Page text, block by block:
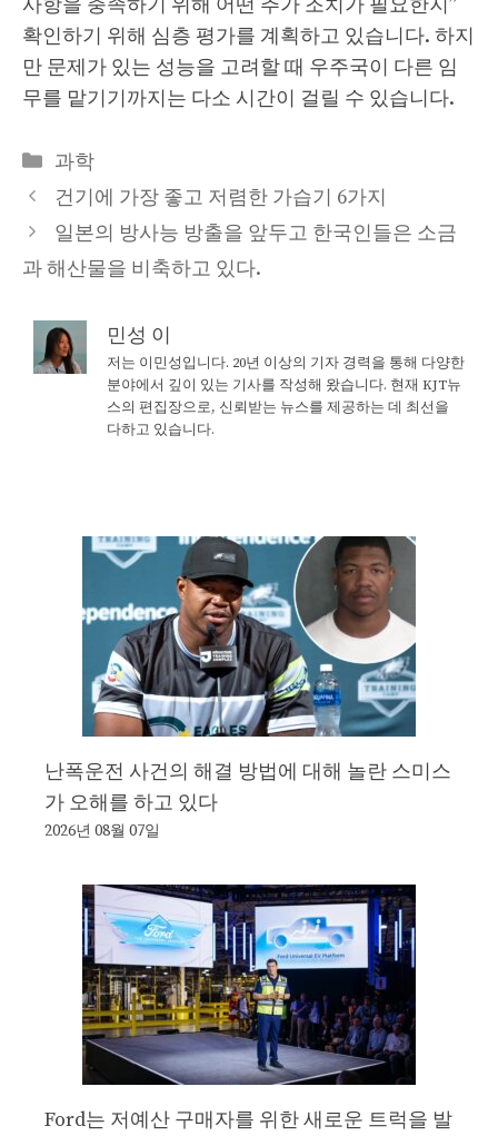
확인하기 위해 심층 평가를 계획하고 있습니다. 하지
만 문제가 있는 성능을 고려할 때 우주국이 다른 임
무를 맡기기까지는 다소 시간이 걸릴 수 있습니다.
Categories
과학
건기에 가장 좋고 저렴한 가습기 6가지
일본의 방사능 방출을 앞두고 한국인들은 소금
과 해산물을 비축하고 있다.
민성 이
저는 이민성입니다. 20년 이상의 기자 경력을 통해 다양한
분야에서 깊이 있는 기사를 작성해 왔습니다. 현재 KJT뉴
스의 편집장으로, 신뢰받는 뉴스를 제공하는 데 최선을
다하고 있습니다.
난폭운전 사건의 해결 방법에 대해 놀란 스미스
가 오해를 하고 있다
2026년 08월 07일
Ford는 저예산 구매자를 위한 새로운 트럭을 발